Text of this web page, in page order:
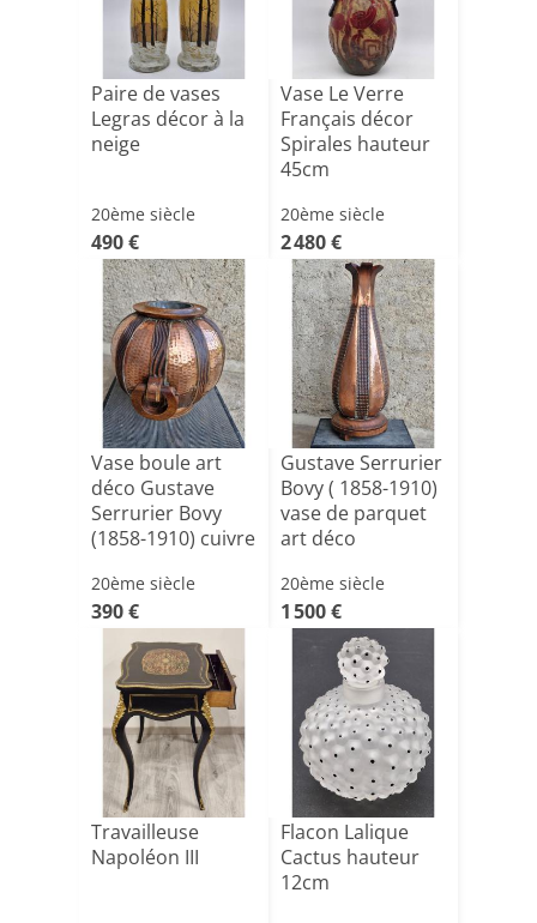
Paire de vases
Legras décor à la
neige
20ème siècle
490 €
Vase Le Verre
Français décor
Spirales hauteur
45cm
20ème siècle
2 480 €
Vase boule art
déco Gustave
Serrurier Bovy
(1858-1910) cuivre
20ème siècle
390 €
Gustave Serrurier
Bovy ( 1858-1910)
vase de parquet
art déco
20ème siècle
1 500 €
Travailleuse
Napoléon III
Flacon Lalique
Cactus hauteur
12cm